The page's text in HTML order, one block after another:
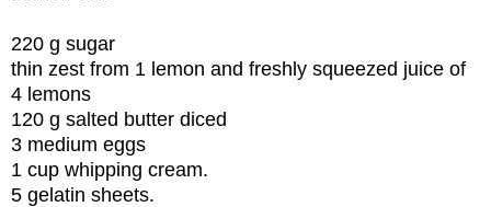
220 g sugar
thin zest from 1 lemon and freshly squeezed juice of
4 lemons
120 g salted butter diced
3 medium eggs
1 cup whipping cream.
5 gelatin sheets.